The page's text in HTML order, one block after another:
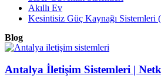
Akıllı Ev
Kesintisiz Güç Kaynağı Sistemleri
Blog
Antalya İletişim Sistemleri |